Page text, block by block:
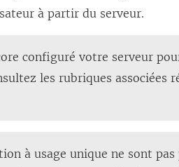
à partir du serveur.
configuré votre serveur
les rubriques associées
à usage unique ne sont